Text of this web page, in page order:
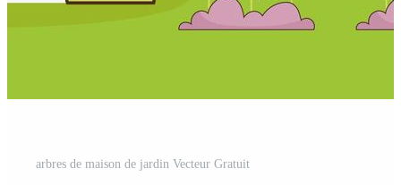
arbres de maison de jardin Vecteur Gratuit